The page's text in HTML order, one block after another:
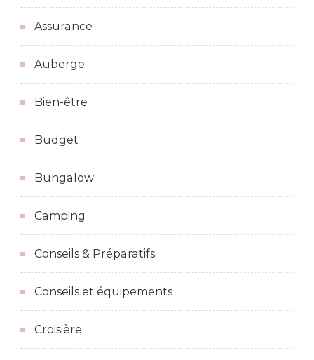
Assurance
Auberge
Bien-être
Budget
Bungalow
Camping
Conseils & Préparatifs
Conseils et équipements
Croisière